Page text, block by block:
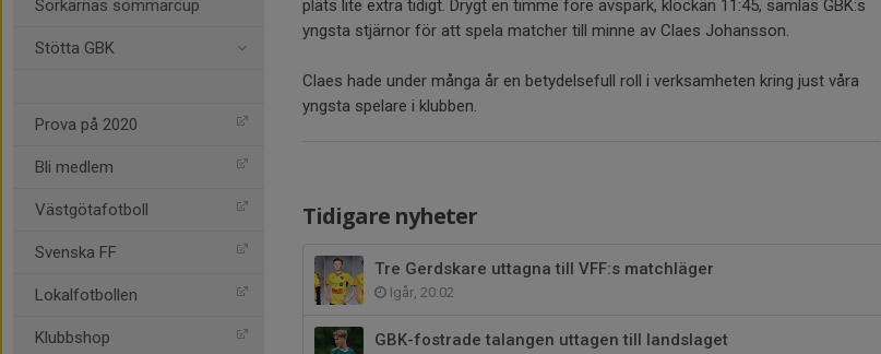
Sorkarnas sommarcup
Stötta GBK
Prova på 2020
Bli medlem
Västgötafotboll
Svenska FF
Lokalfotbollen
Klubbshop
plats lite extra tidigt. Drygt en timme före avspark, klockan 11:45, samlas GBK:s
yngsta stjärnor för att spela matcher till minne av Claes Johansson.
Claes hade under många år en betydelsefull roll i verksamheten kring just våra
yngsta spelare i klubben.
Tidigare nyheter
Tre Gerdskare uttagna till VFF:s matchläger
Igår, 20:02
GBK-fostrade talangen uttagen till landslaget